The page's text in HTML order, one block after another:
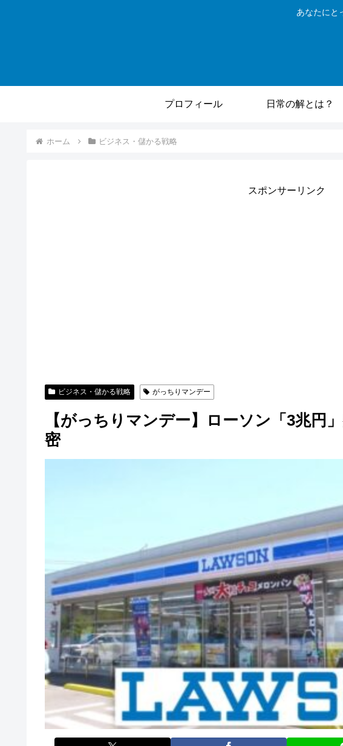
あなたにと
プロフィール 日常の解とは？
ホーム ビジネス・儲かる戦略
スポンサーリンク
ビジネス・儲かる戦略 がっちりマンデー
【がっちりマンデー】ローソン「3兆円
密